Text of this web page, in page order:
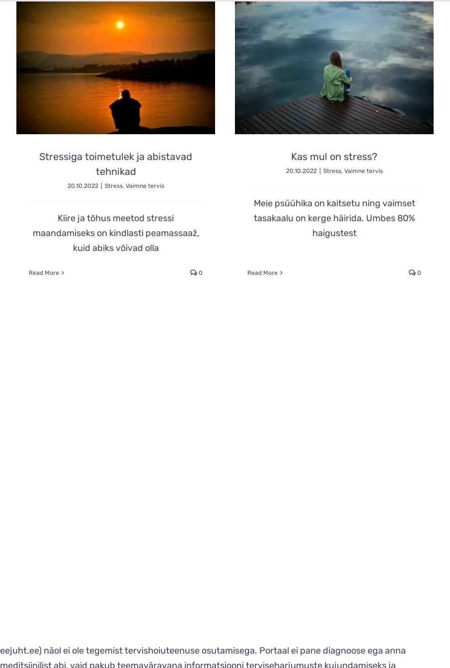
Stressiga toimetulek ja abistavad
tehnikad
20.10.2022 Stress, Vaimne tervis
Kiire ja tõhus meetod stressi
maandamiseks on kindlasti peamassaaž,
kuid abiks võivad olla
Read More 0
Kas mul on stress?
20.10.2022 Stress, Vaimne tervis
Meie psüühika on kaitsetu ning vaimset
tasakaalu on kerge häirida. Umbes 80%
haigustest
Read More 0
näol ei ole tegemist tervishoiuteenuse osutamisega. Portaal ei pane diagnoose ega anna
abi, vaid pakub teemaväravana informatsiooni terviseharjumuste kujundamiseks ja